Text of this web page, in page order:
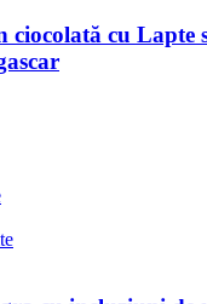
ciocolată cu Lapte